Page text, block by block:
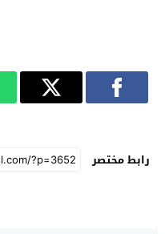
رابط مختصر